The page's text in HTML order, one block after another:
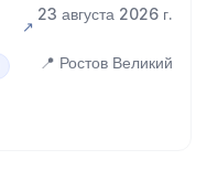
23 августа 2026 г.
📍 Ростов Великий